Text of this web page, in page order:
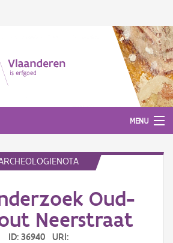
MENU
Oud-
Neerstraat
ID: 36940 URI: